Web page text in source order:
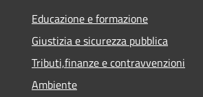
Educazione e formazione
Giustizia e sicurezza pubblica
Tributi,finanze e contravvenzioni
Ambiente